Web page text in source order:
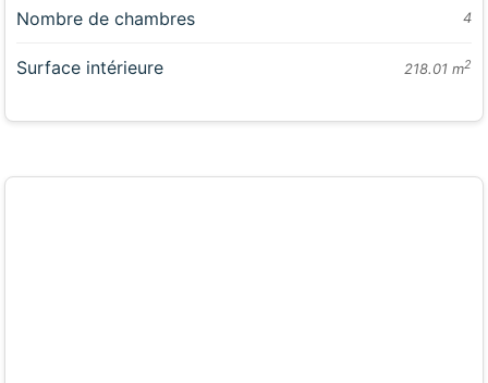
Nombre de chambres 4
Surface intérieure 218.01 m2